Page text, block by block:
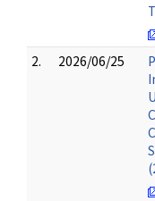
2. 2026/06/25